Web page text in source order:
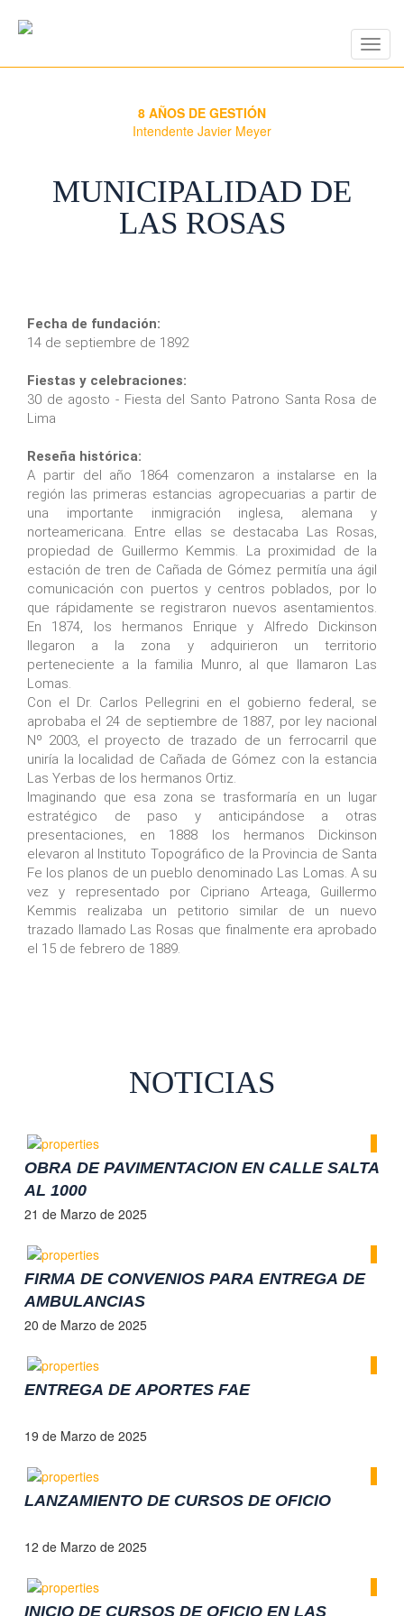
8 AÑOS DE GESTIÓN
Intendente Javier Meyer
MUNICIPALIDAD DE
LAS ROSAS
Fecha de fundación:
14 de septiembre de 1892
Fiestas y celebraciones:
30 de agosto - Fiesta del Santo Patrono Santa Rosa de
Lima
Reseña histórica:
A partir del año 1864 comenzaron a instalarse en la
región las primeras estancias agropecuarias a partir de
una importante inmigración inglesa, alemana y
norteamericana. Entre ellas se destacaba Las Rosas,
propiedad de Guillermo Kemmis. La proximidad de la
estación de tren de Cañada de Gómez permitía una ágil
comunicación con puertos y centros poblados, por lo
que rápidamente se registraron nuevos asentamientos.
En 1874, los hermanos Enrique y Alfredo Dickinson
llegaron a la zona y adquirieron un territorio
perteneciente a la familia Munro, al que llamaron Las
Lomas.
Con el Dr. Carlos Pellegrini en el gobierno federal, se
aprobaba el 24 de septiembre de 1887, por ley nacional
Nº 2003, el proyecto de trazado de un ferrocarril que
uniría la localidad de Cañada de Gómez con la estancia
Las Yerbas de los hermanos Ortiz.
Imaginando que esa zona se trasformaría en un lugar
estratégico de paso y anticipándose a otras
presentaciones, en 1888 los hermanos Dickinson
elevaron al Instituto Topográfico de la Provincia de Santa
Fe los planos de un pueblo denominado Las Lomas. A su
vez y representado por Cipriano Arteaga, Guillermo
Kemmis realizaba un petitorio similar de un nuevo
trazado llamado Las Rosas que finalmente era aprobado
el 15 de febrero de 1889.
NOTICIAS
OBRA DE PAVIMENTACION EN CALLE SALTA
AL 1000
21 de Marzo de 2025
FIRMA DE CONVENIOS PARA ENTREGA DE
AMBULANCIAS
20 de Marzo de 2025
ENTREGA DE APORTES FAE
19 de Marzo de 2025
LANZAMIENTO DE CURSOS DE OFICIO
12 de Marzo de 2025
INICIO DE CURSOS DE OFICIO EN LAS